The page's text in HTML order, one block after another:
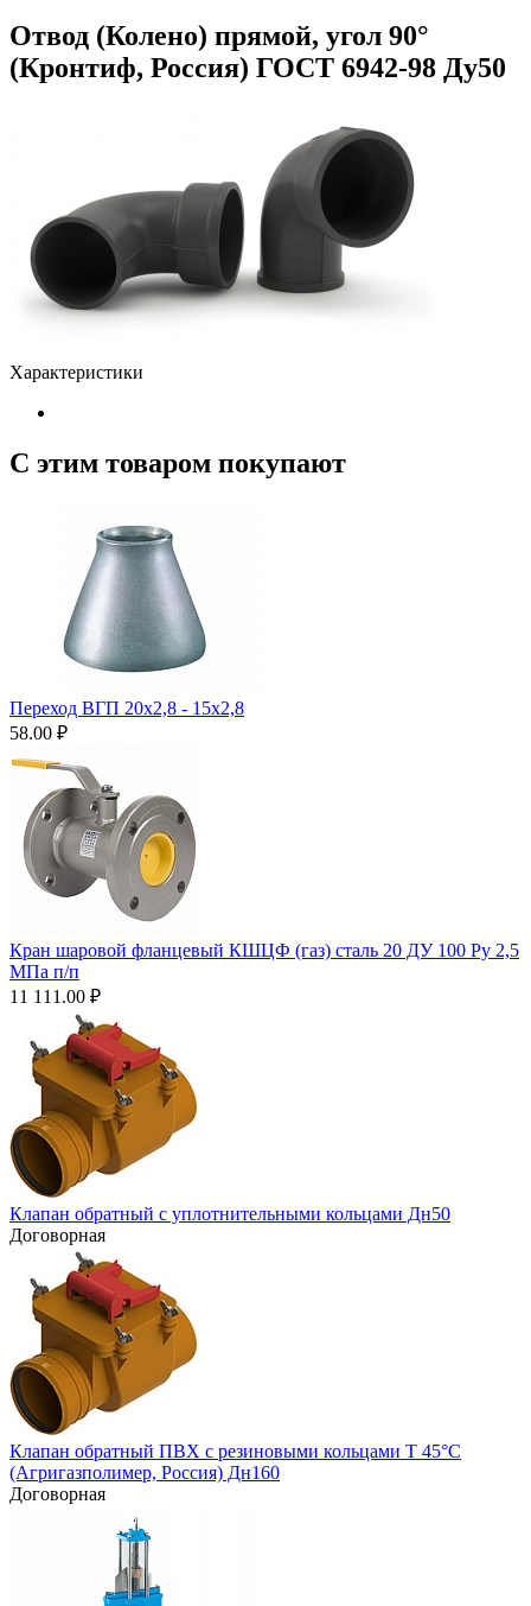
Отвод (Колено) прямой, угол 90°
(Кронтиф, Россия) ГОСТ 6942-98 Ду50
Характеристики
С этим товаром покупают
Переход ВГП 20х2,8 - 15х2,8
58.00 ₽
Кран шаровой фланцевый КШЦФ (газ) сталь 20 ДУ 100 Ру 2,5
МПа п/п
11 111.00 ₽
Клапан обратный с уплотнительными кольцами Дн50
Договорная
Клапан обратный ПВХ с резиновыми кольцами Т 45°С
(Агригазполимер, Россия) Дн160
Договорная